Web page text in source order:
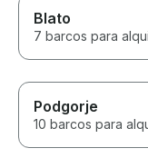
Blato
7 barcos para
Podgorje
10 barcos para